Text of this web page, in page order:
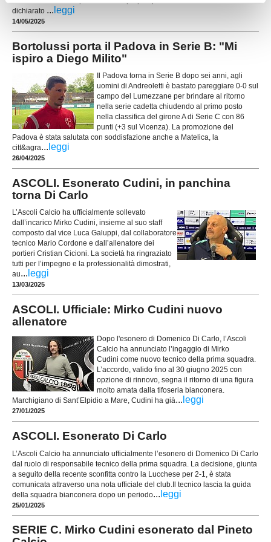
dichiarato ... leggi
14/05/2025
Bortolussi porta il Padova in Serie B: "Mi
ispiro a Diego Milito"
Il Padova torna in Serie B dopo sei anni, agli
uomini di Andreoletti è bastato pareggiare 0-0 sul
campo del Lumezzane per brindare al ritorno
nella serie cadetta chiudendo al primo posto
nella classifica del girone A di Serie C con 86
punti (+3 sul Vicenza). La promozione del
Padova è stata salutata con soddisfazione anche a Matelica, la
citt&agra... leggi
26/04/2025
ASCOLI. Esonerato Cudini, in panchina
torna Di Carlo
L’Ascoli Calcio ha ufficialmente sollevato
dall’incarico Mirko Cudini, insieme al suo staff
composto dal vice Luca Galuppi, dal collaboratore
tecnico Mario Cordone e dall’allenatore dei
portieri Cristian Cicioni. La società ha ringraziato
tutti per l’impegno e la professionalità dimostrati,
au... leggi
13/03/2025
ASCOLI. Ufficiale: Mirko Cudini nuovo
allenatore
Dopo l'esonero di Domenico Di Carlo, l’Ascoli
Calcio ha annunciato l’ingaggio di Mirko
Cudini come nuovo tecnico della prima squadra.
L’accordo, valido fino al 30 giugno 2025 con
opzione di rinnovo, segna il ritorno di una figura
molto amata dalla tifoseria bianconera.
Marchigiano di Sant’Elpidio a Mare, Cudini ha già... leggi
27/01/2025
ASCOLI. Esonerato Di Carlo
L’Ascoli Calcio ha annunciato ufficialmente l’esonero di Domenico Di Carlo
dal ruolo di responsabile tecnico della prima squadra. La decisione, giunta
a seguito della recente sconfitta contro la Lucchese per 2-1, è stata
comunicata attraverso una nota ufficiale del club.Il tecnico lascia la guida
della squadra bianconera dopo un periodo... leggi
25/01/2025
SERIE C. Mirko Cudini esonerato dal Pineto